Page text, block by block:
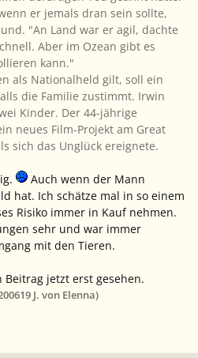
er jemals dran sein sollte,
"An Land war er agil, dachte
Aber im Ozean gibt es
kann."
als Nationalheld gilt, soll ein
die Familie zustimmt. Irwin
Kinder. Der 44-jährige
neues Film-Projekt am Great
sich das Unglück ereignete.
Auch wenn der Mann
hat. Ich schätze mal in so einem
Risiko immer in Kauf nehmen.
sehr und war immer
mit den Tieren.
Beitrag jetzt erst gesehen.
19 J. von Elenna)